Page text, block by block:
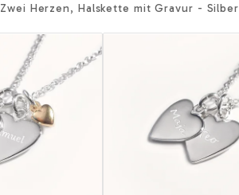
Zwei Herzen, Halskette mit Gravur - Silber